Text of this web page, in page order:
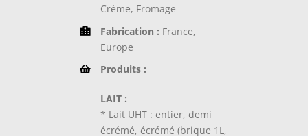
Crème, Fromage
Fabrication : France,
Europe
Produits :
LAIT :
* Lait UHT : entier, demi
écrémé, écrémé (brique 1L,